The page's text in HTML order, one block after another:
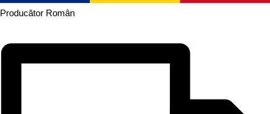
Producător Român